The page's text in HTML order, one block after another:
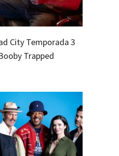
City Temporada 3
Trapped